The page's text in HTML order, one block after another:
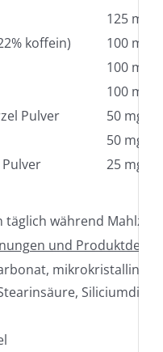
125 mg
koffein)
100 mg
100 mg
100 mg
Pulver
50 mg
50 mg
25 mg
täglich während Mahlzeit
und
mikrokristalline